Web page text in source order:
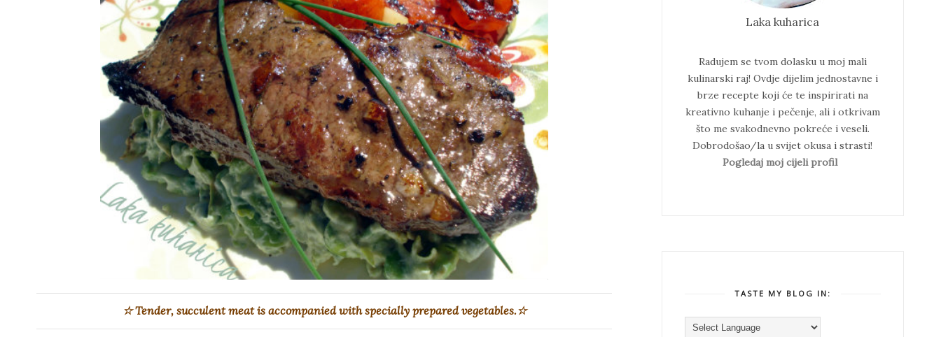
☆ Tender, succulent meat is accompanied with specially prepared vegetables.☆
Laka kuharica
Radujem se tvom dolasku u moj mali
kulinarski raj! Ovdje dijelim jednostavne i
brze recepte koji će te inspirirati na
kreativno kuhanje i pečenje, ali i otkrivam
što me svakodnevno pokreće i veseli.
Dobrodošao/la u svijet okusa i strasti!
Pogledaj moj cijeli profil
TASTE MY BLOG IN: